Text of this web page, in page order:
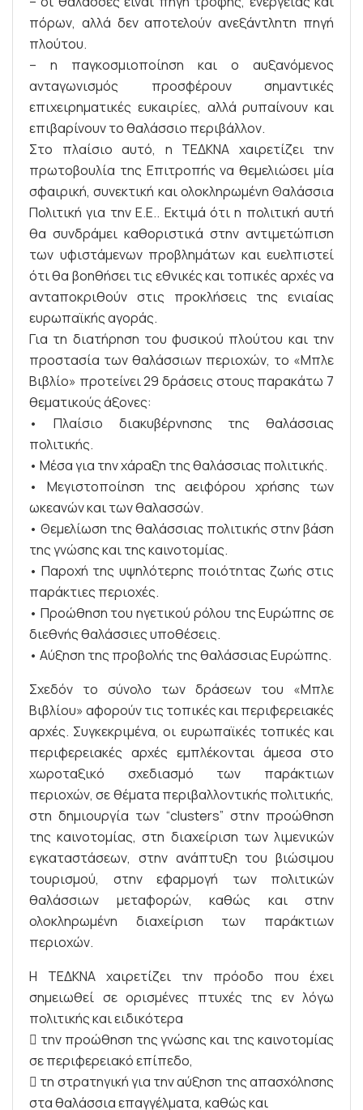
πόρων, αλλά δεν αποτελούν ανεξάντλητη πηγή
πλούτου.
– η παγκοσμιοποίηση και ο αυξανόμενος
ανταγωνισμός προσφέρουν σημαντικές
επιχειρηματικές ευκαιρίες, αλλά ρυπαίνουν και
επιβαρίνουν το θαλάσσιο περιβάλλον.
Στο πλαίσιο αυτό, η ΤΕΔΚΝΑ χαιρετίζει την
πρωτοβουλία της Επιτροπής να θεμελιώσει μία
σφαιρική, συνεκτική και ολοκληρωμένη Θαλάσσια
Πολιτική για την Ε.Ε.. Εκτιμά ότι η πολιτική αυτή
θα συνδράμει καθοριστικά στην αντιμετώπιση
των υφιστάμενων προβλημάτων και ευελπιστεί
ότι θα βοηθήσει τις εθνικές και τοπικές αρχές να
ανταποκριθούν στις προκλήσεις της ενιαίας
ευρωπαϊκής αγοράς.
Για τη διατήρηση του φυσικού πλούτου και την
προστασία των θαλάσσιων περιοχών, το «Μπλε
Βιβλίο» προτείνει 29 δράσεις στους παρακάτω 7
θεματικούς άξονες:
• Πλαίσιο διακυβέρνησης της θαλάσσιας
πολιτικής.
• Μέσα για την χάραξη της θαλάσσιας πολιτικής.
• Μεγιστοποίηση της αειφόρου χρήσης των
ωκεανών και των θαλασσών.
• Θεμελίωση της θαλάσσιας πολιτικής στην βάση
της γνώσης και της καινοτομίας.
• Παροχή της υψηλότερης ποιότητας ζωής στις
παράκτιες περιοχές.
• Προώθηση του ηγετικού ρόλου της Ευρώπης σε
διεθνής θαλάσσιες υποθέσεις.
• Αύξηση της προβολής της θαλάσσιας Ευρώπης.
Σχεδόν το σύνολο των δράσεων του «Μπλε
Βιβλίου» αφορούν τις τοπικές και περιφερειακές
αρχές. Συγκεκριμένα, οι ευρωπαϊκές τοπικές και
περιφερειακές αρχές εμπλέκονται άμεσα στο
χωροταξικό σχεδιασμό των παράκτιων
περιοχών, σε θέματα περιβαλλοντικής πολιτικής,
στη δημιουργία των “clusters” στην προώθηση
της καινοτομίας, στη διαχείριση των λιμενικών
εγκαταστάσεων, στην ανάπτυξη του βιώσιμου
τουρισμού, στην εφαρμογή των πολιτικών
θαλάσσιων μεταφορών, καθώς και στην
ολοκληρωμένη διαχείριση των παράκτιων
περιοχών.
Η ΤΕΔΚΝΑ χαιρετίζει την πρόοδο που έχει
σημειωθεί σε ορισμένες πτυχές της εν λόγω
πολιτικής και ειδικότερα
 την προώθηση της γνώσης και της καινοτομίας
σε περιφερειακό επίπεδο,
 τη στρατηγική για την αύξηση της απασχόλησης
στα θαλάσσια επαγγέλματα, καθώς και